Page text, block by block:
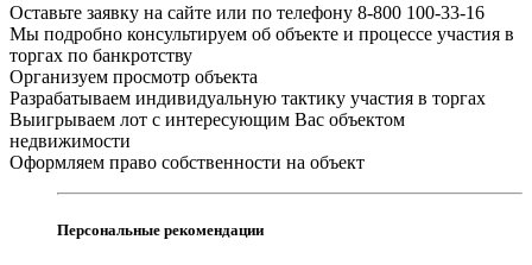
Оставьте заявку на сайте или по телефону 8-800 100-33-16
Мы подробно консультируем об объекте и процессе участия в
торгах по банкротству
Организуем просмотр объекта
Разрабатываем индивидуальную тактику участия в торгах
Выигрываем лот с интересующим Вас объектом
недвижимости
Оформляем право собственности на объект
Персональные рекомендации